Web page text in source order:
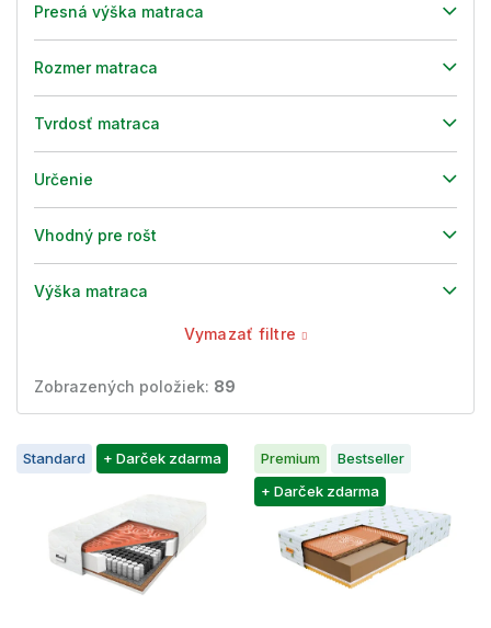
Presná výška matraca
Rozmer matraca
Tvrdosť matraca
Určenie
Vhodný pre rošt
Výška matraca
Vymazať filtre
Zobrazených položiek: 89
V
ýStandard + Darček zdarma Premium
Bestseller
+ Darček zdarma